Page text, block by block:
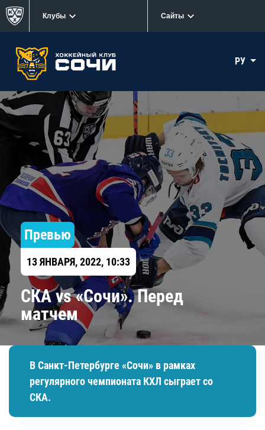
Клубы Сайты
РУ
Превью
13 ЯНВАРЯ, 2022, 10:33
СКА vs «Сочи». Перед
матчем
В Санкт-Петербурге «Сочи» в рамках
регулярного чемпионата КХЛ сыграет со
СКА.